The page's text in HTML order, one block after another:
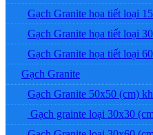
Gạch Granite họa tiết loại
Gạch Granite họa tiết loại
Gạch Granite họa tiết loại
Gạch Granite
Gạch Granite 50x50 (cm)
Gạch grainte loại 30x30